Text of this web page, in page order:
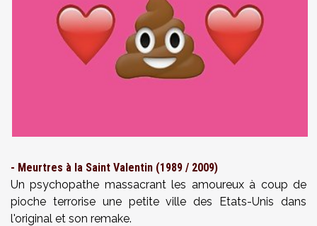
- Meurtres à la Saint Valentin (1989 / 2009)
Un psychopathe massacrant les amoureux à coup de
pioche terrorise une petite ville des Etats-Unis dans
l'original et son remake.